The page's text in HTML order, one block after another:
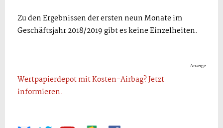
Zu den Ergebnissen der ersten neun Monate im
Geschäftsjahr 2018/2019 gibt es keine Einzelheiten.
Anzeige
Wertpapierdepot mit Kosten-Airbag? Jetzt
informieren.